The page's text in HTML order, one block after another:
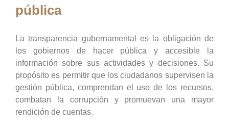
pública
La transparencia gubernamental es la obligación de
los gobiernos de hacer pública y accesible la
información sobre sus actividades y decisiones. Su
propósito es permitir que los ciudadanos supervisen la
gestión pública, comprendan el uso de los recursos,
combatan la corrupción y promuevan una mayor
rendición de cuentas.